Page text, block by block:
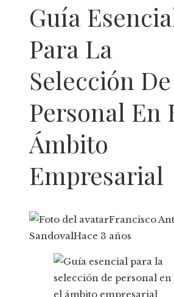
Guía
Para La
Selección De
Personal En
Ámbito
Empresarial
Francisco
SandovalHace 3 años